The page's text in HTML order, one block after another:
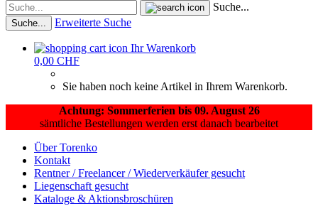
Suche...
Suche... Erweiterte Suche
Ihr Warenkorb
0,00 CHF
Sie haben noch keine Artikel in Ihrem Warenkorb.
Achtung: Sommerferien bis 09. August 26
sämtliche Bestellungen werden erst danach bearbeitet
Über Torenko
Kontakt
Rentner / Freelancer / Wiederverkäufer gesucht
Liegenschaft gesucht
Kataloge & Aktionsbroschüren